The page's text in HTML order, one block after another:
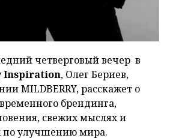
четверговый вечер в
Inspiration, Олег Бериев,
MILDBERRY, расскажет о
брендинга,
свежих мыслях и
по улучшению мира.